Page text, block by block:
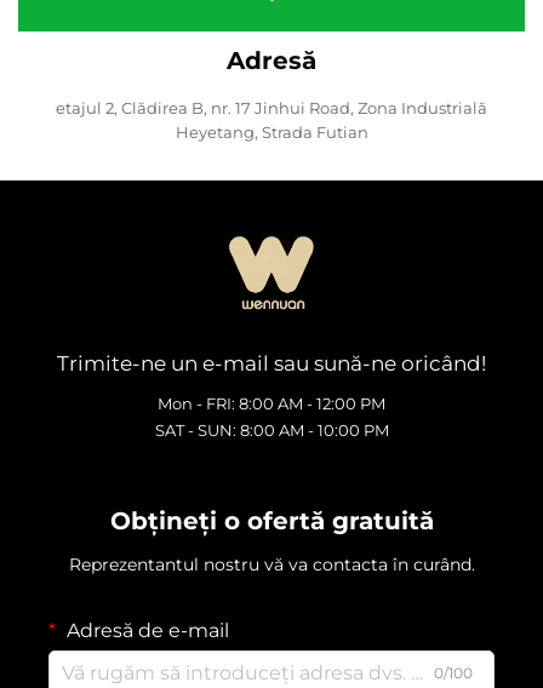
Adresă
etajul 2, Clădirea B, nr. 17 Jinhui Road, Zona Industrială
Heyetang, Strada Futian
Trimite-ne un e-mail sau sună-ne oricând!
Mon - FRI: 8:00 AM - 12:00 PM
SAT - SUN: 8:00 AM - 10:00 PM
Obțineți o ofertă gratuită
Reprezentantul nostru vă va contacta în curând.
Adresă de e-mail
0/100